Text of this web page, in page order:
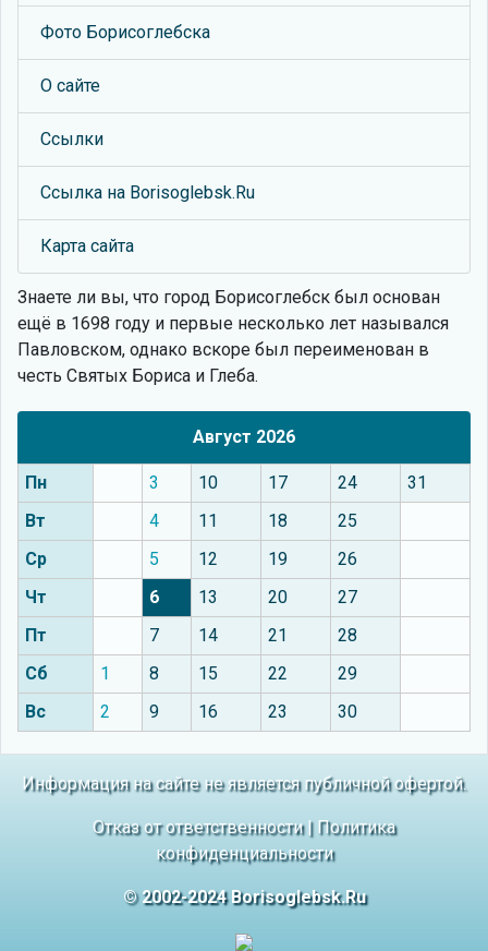
Фото Борисоглебска
О сайте
Ссылки
Ссылка на Borisoglebsk.Ru
Карта сайта
Знаете ли вы, что город Борисоглебск был основан
ещё в 1698 году и первые несколько лет назывался
Павловском, однако вскоре был переименован в
честь Святых Бориса и Глеба.
Август 2026
Пн 3 10 17 24
31
Вт
4 11 18
25
Ср
5 12 19
26
Чт
6 13 20
27
Пт
7 14 21
28
Сб
1 8 15 22
29
Вс
2 9 16 23 30
Информация на сайте не является публичной офертой.
Отказ от ответственности| Политика
конфиденциальности
© 2002-2024 Borisoglebsk.Ru